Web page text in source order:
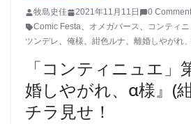
牧島史佳 2021年11月11日
0
Comic Festa、 オメガバース、 コンティ
ツンデレ、 俺様、 紺色ルナ、 離婚しやがれ
「コンティニュエ」
婚しやがれ、α様』(
チラ見せ！